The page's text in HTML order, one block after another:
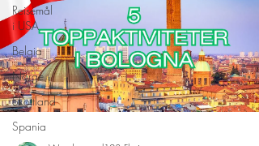
Reisemål
i USA
Belgia
Norge
Skottland
Spania